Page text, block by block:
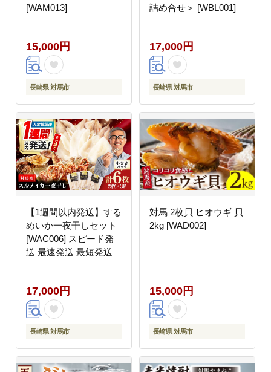
[WAM013]
15,000円
長崎県 対馬市
詰め合せ＞ [WBL001]
17,000円
長崎県 対馬市
【1週間以内発送】する
めいか一夜干しセット
[WAC006] スピード発
送 最速発送 最短発送
17,000円
長崎県 対馬市
対馬 2枚貝 ヒオウギ 貝
2kg [WAD002]
15,000円
長崎県 対馬市